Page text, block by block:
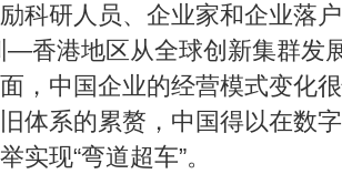
科研人员、企业家和企业落
—香港地区从全球创新集群发
，中国企业的经营模式变化
体系的累赘，中国得以在数
实现“弯道超车”。